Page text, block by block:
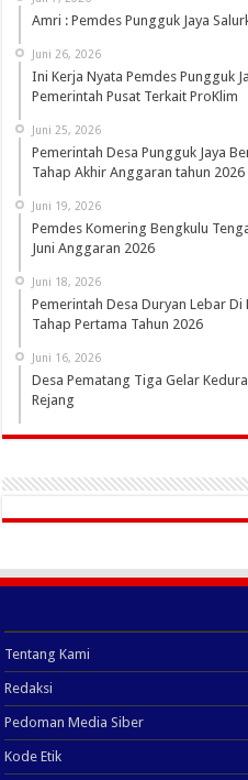
Amri : Pemdes Pungguk Jaya
Juni 26, 2026
Ini Kerja Nyata Pemdes Pungguk
Pemerintah Pusat Terkait ProKlim
Juni 25, 2026
Pemerintah Desa Pungguk Jaya
Tahap Akhir Anggaran tahun 2026
Juni 19, 2026
Pemdes Komering Bengkulu
Juni Anggaran 2026
Juni 18, 2026
Pemerintah Desa Duryan Lebar Di
Tahap Pertama Tahun 2026
Juni 16, 2026
Desa Pematang Tiga Gelar
Rejang
Tentang Kami
Redaksi
Pedoman Media Siber
Kode Etik